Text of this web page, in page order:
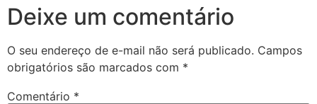
Deixe um comentário
O seu endereço de e-mail não será publicado. Campos
obrigatórios são marcados com *
Comentário *